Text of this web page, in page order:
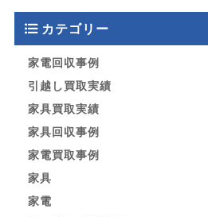
カテゴリー
家電回収事例
引越し買取実績
家具買取実績
家具回収事例
家電買取事例
家具
家電